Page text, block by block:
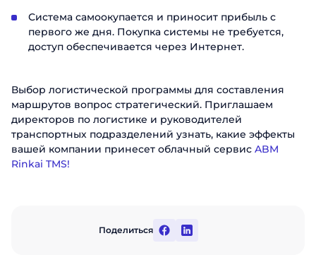
Система самоокупается и приносит прибыль с
первого же дня. Покупка системы не требуется,
доступ обеспечивается через Интернет.
Выбор логистической программы для составления
маршрутов вопрос стратегический. Приглашаем
директоров по логистике и руководителей
транспортных подразделений узнать, какие эффекты
вашей компании принесет облачный сервис ABM
Rinkai TMS!
Поделиться
Отправить